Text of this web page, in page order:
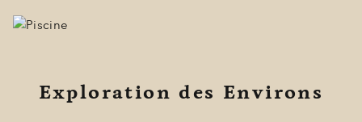
Exploration des Environs